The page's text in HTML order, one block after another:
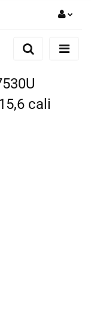
Zaloguj się
Dodaj zgłoszenie
Zgody cookies
cali